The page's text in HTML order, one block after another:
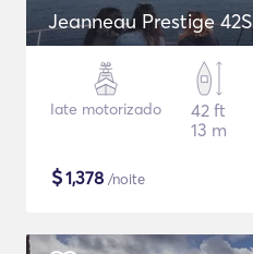
Jeanneau Prestige 42S
Iate motorizado
42 ft
13 m
$1,378 /noite